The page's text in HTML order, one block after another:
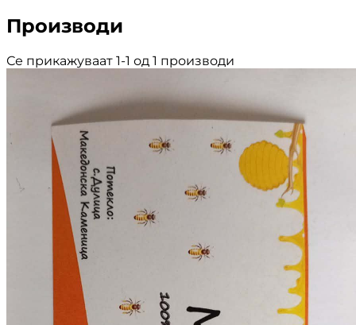
Производи
Се прикажуваат 1-1 од 1 производи